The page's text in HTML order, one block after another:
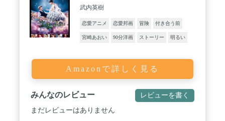
武内英樹
恋愛アニメ 恋愛邦画 冒険 付き合う前
宮崎あおい 90分洋画 ストーリー 明るい
Amazonで詳しく見る
みんなのレビュー レビューを書く
まだレビューはありません